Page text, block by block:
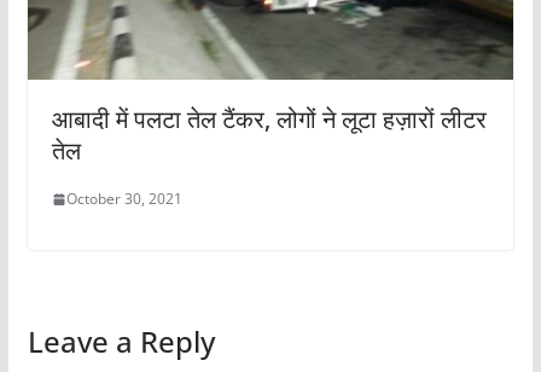
आबादी में पलटा तेल टैंकर, लोगों ने लूटा हज़ारों लीटर
तेल
October 30, 2021
Leave a Reply